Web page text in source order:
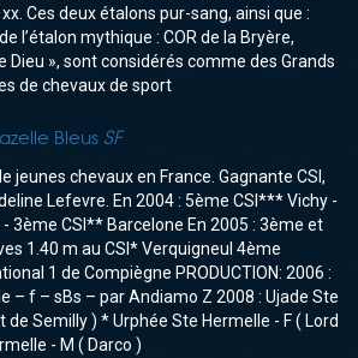
xx. Ces deux étalons pur-sang, ainsi que :
l’étalon mythique : COR de la Bryère,
Dieu », sont considérés comme des Grands
de chevaux de sport
Bleus SF
jeunes chevaux en France. Gagnante CSI,
Lefevre. En 2004 : 5ème CSI*** Vichy -
3ème CSI** Barcelone En 2005 : 3ème et
1.40 m au CSI* Verquigneul 4ème
1 de Compiègne PRODUCTION: 2006 :
– f – sBs – par Andiamo Z 2008 : Ujade Ste
de Semilly ) * Urphée Ste Hermelle - F ( Lord
- M ( Darco )